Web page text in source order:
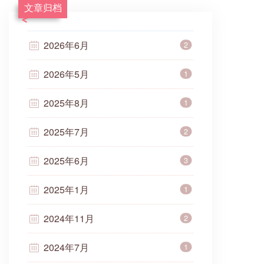
文章归档
2026年6月 2
2026年5月 1
2025年8月 1
2025年7月 2
2025年6月 3
2025年1月 1
2024年11月 2
2024年7月 1